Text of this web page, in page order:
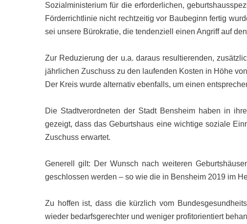
Sozialministerium für die erforderlichen,
Förderrichtlinie nicht rechtzeitig vor Baubeginn fertig
sei unsere Bürokratie, die tendenziell einen Angriff auf
Zur Reduzierung der u.a. daraus resultierenden,
jährlichen Zuschuss zu den laufenden Kosten in Höhe
Der Kreis wurde alternativ ebenfalls, um einen
Die Stadtverordneten der Stadt Bensheim haben in
gezeigt, dass das Geburtshaus eine wichtige soziale
Zuschuss erwartet.
Generell gilt: Der Wunsch nach weiteren
geschlossen werden – so wie die in Bensheim 2019 im
Zu hoffen ist, dass die kürzlich vom
wieder bedarfsgerechter und weniger profitorientiert